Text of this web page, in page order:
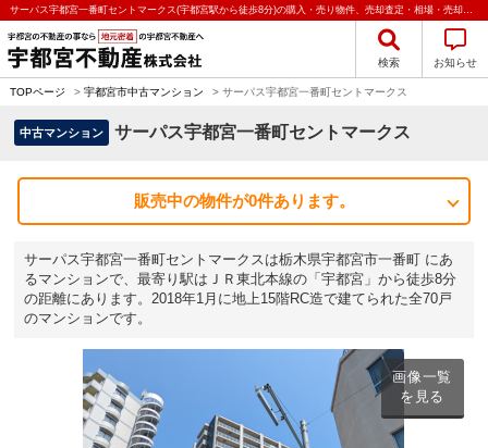
サーパス宇都宮一番町セントマークス(宇都宮駅から徒歩8分)の購入・売り物件、売却査定・相場・売却価格マンション情報｜宇都宮不動産株式会社
検索 お知らせ
TOPページ > 宇都宮市中古マンション > サーパス宇都宮一番町セントマークス
中古マンション サーパス宇都宮一番町セントマークス
販売中の物件が0件あります。
サーパス宇都宮一番町セントマークスは栃木県宇都宮市一番町 にあ
るマンションで、最寄り駅はＪＲ東北本線の「宇都宮」から徒歩8分
の距離にあります。2018年1月に地上15階RC造で建てられた全70戸
のマンションです。
画像一覧
を見る